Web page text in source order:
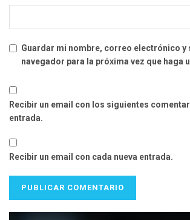
Guardar mi nombre, correo electrónico y
navegador para la próxima vez que haga
Recibir un email con los siguientes
entrada.
Recibir un email con cada nueva entrada.